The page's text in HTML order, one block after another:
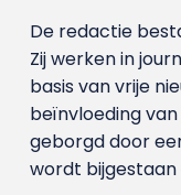
De redactie
Zij werken in
basis van vrije
beïnvloeding
geborgd door
wordt bijgestaan